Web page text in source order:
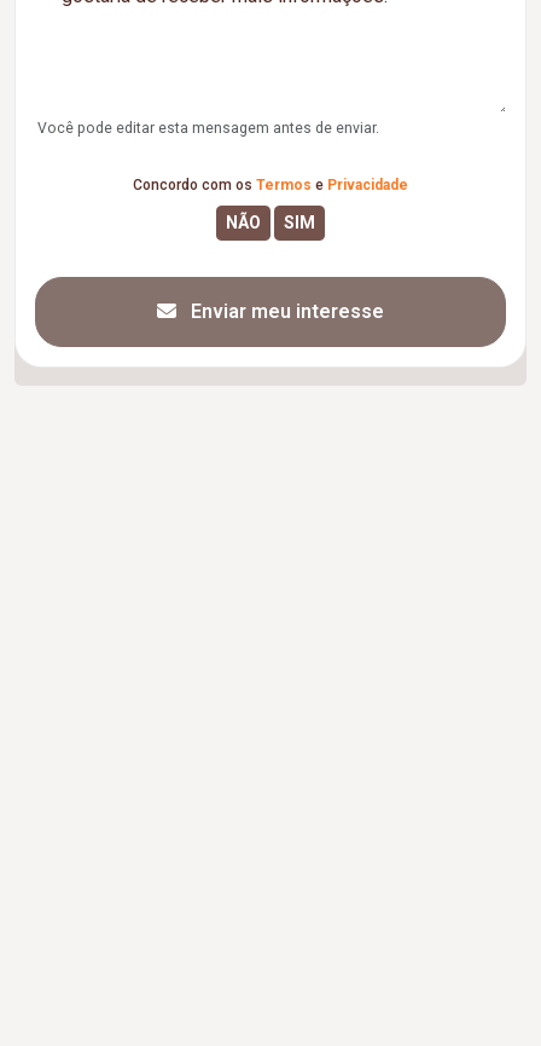
Você pode editar esta mensagem antes de enviar.
Concordo com os Termos e Privacidade
Enviar meu interesse